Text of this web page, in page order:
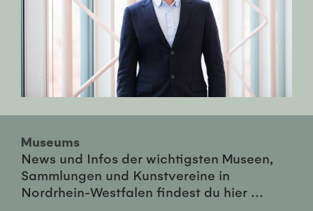
Museums
News und Infos der wichtigsten Museen,
Sammlungen und Kunstvereine in
Nordrhein-Westfalen findest du hier ...